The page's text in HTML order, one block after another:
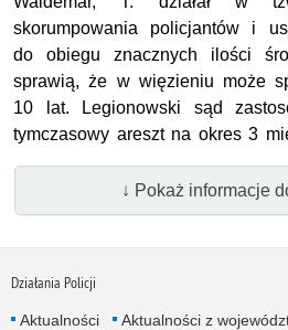
skorumpowania policjantów i
do obiegu znacznych ilości
sprawią, że w więzieniu może
10 lat. Legionowski sąd
tymczasowy areszt na okres 3
↓ Pokaż informacje
Działania Policji
Aktualności Aktualności z